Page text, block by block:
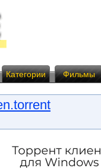
Категории Фильмы